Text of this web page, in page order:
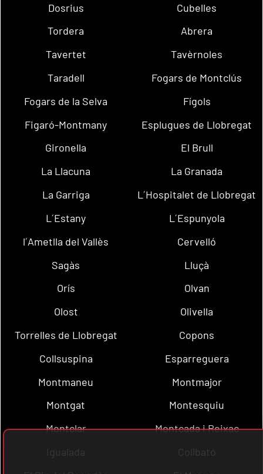
Dosrius
Cubelles
Tordera
Abrera
Tavertet
Tavèrnoles
Taradell
Fogars de Montclús
Fogars de la Selva
Fígols
Figaró-Montmany
Esplugues de Llobregat
Gironella
El Brull
La Llacuna
La Granada
La Garriga
L´Hospitalet de Llobregat
L´Estany
L´Espunyola
l´Ametlla del Vallès
Cervelló
Sagàs
Lluçà
Orís
Olvan
Olost
Olivella
Torrelles de Llobregat
Copons
Collsuspina
Esparreguera
Montmaneu
Montmajor
Montgat
Montesquiu
Montclar
Montcada i Reixac
Igualada
Collbató